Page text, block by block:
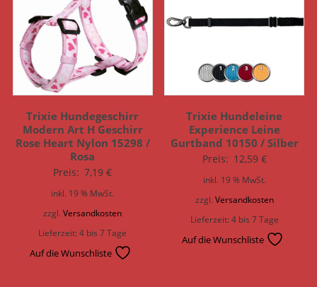
Trixie Hundegeschirr
Modern Art H Geschirr
Rose Heart Nylon 15298 /
Rosa
Preis: 7,19€
inkl. 19 % MwSt.
zzgl.Versandkosten
Lieferzeit:4 bis 7 Tage
Auf die Wunschliste
Trixie Hundeleine
Experience Leine
Gurtband 10150 / Silber
Preis: 12,59 €
inkl. 19 % MwSt.
zzgl. Versandkosten
Lieferzeit:4 bis 7 Tage
Auf die Wunschliste